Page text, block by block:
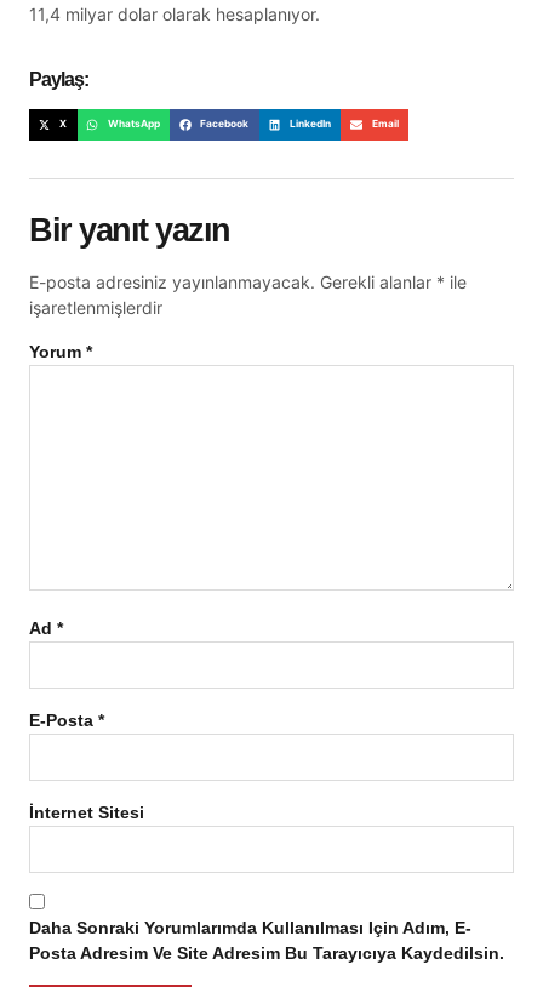
11,4 milyar dolar olarak hesaplanıyor.
Paylaş:
X WhatsApp Facebook LinkedIn Email
Bir yanıt yazın
E-posta adresiniz yayınlanmayacak. Gerekli alanlar * ile
işaretlenmişlerdir
Yorum *
Ad *
E-Posta *
İnternet Sitesi
Daha Sonraki Yorumlarımda Kullanılması Için Adım, E-
Posta Adresim Ve Site Adresim Bu Tarayıcıya Kaydedilsin.